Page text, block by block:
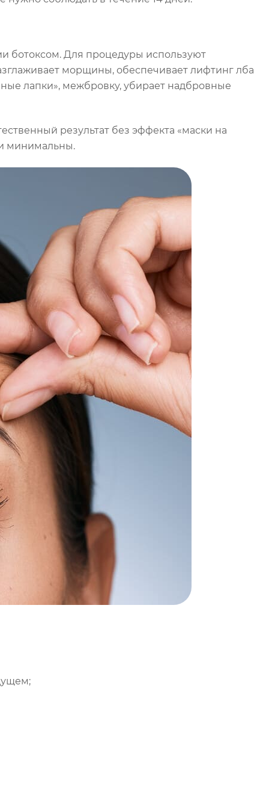
ботоксом. Для процедуры используют
морщины, обеспечивает лифтинг лба
лапки», межбровку, убирает надбровные
результат без эффекта «маски на
минимальны.